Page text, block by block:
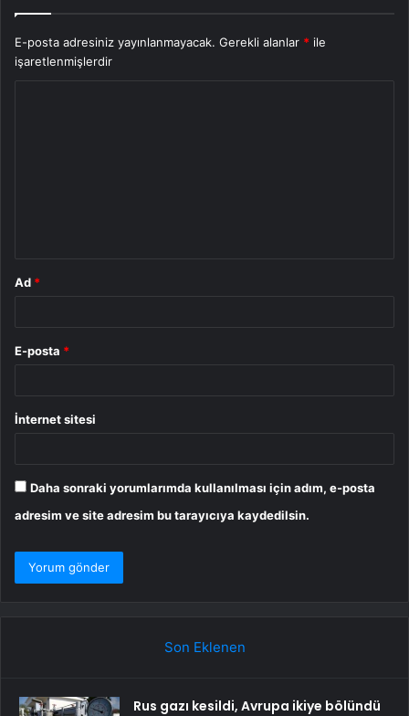
E-posta adresiniz yayınlanmayacak. Gerekli alanlar * ile
işaretlenmişlerdir
Ad *
E-posta *
İnternet sitesi
Daha sonraki yorumlarımda kullanılması için adım, e-posta
adresim ve site adresim bu tarayıcıya kaydedilsin.
Son Eklenen
Rus gazı kesildi, Avrupa ikiye bölündü